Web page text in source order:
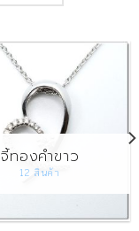
จี้ทองคำขาว
12 สินค้า